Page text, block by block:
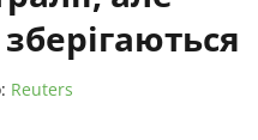
Reuters